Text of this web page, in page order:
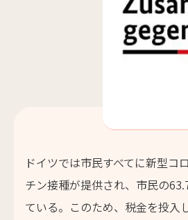
ドイツでは市民すべてに新型コ
チン接種が提供され、市民の
ている。このため、税金を投入